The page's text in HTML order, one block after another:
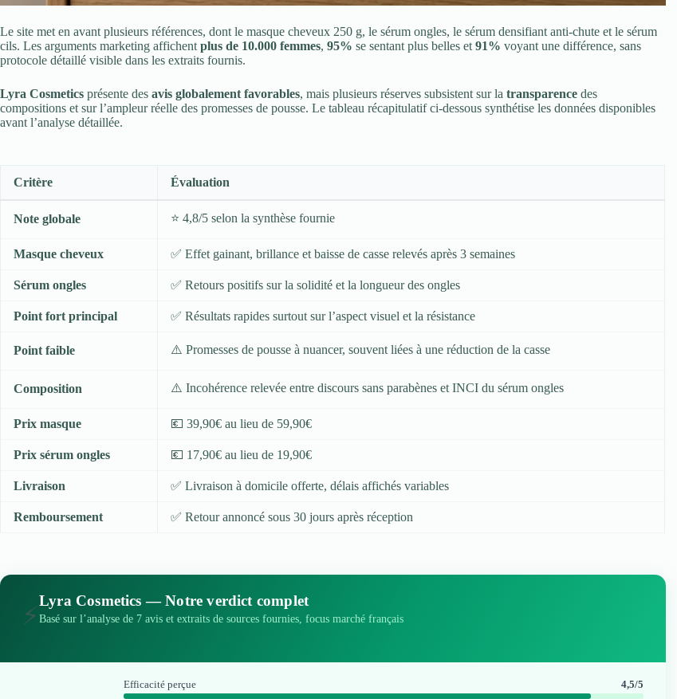
Le site met en avant plusieurs références, dont le masque cheveux 250 g, le sérum ongles, le sérum densifiant anti-chute et le sérum
cils. Les arguments marketing affichent plus de 10.000 femmes, 95% se sentant plus belles et 91% voyant une différence, sans
protocole détaillé visible dans les extraits fournis.
Lyra Cosmetics présente des avis globalement favorables, mais plusieurs réserves subsistent sur la transparence des
compositions et sur l’ampleur réelle des promesses de pousse. Le tableau récapitulatif ci-dessous synthétise les données disponibles
avant l’analyse détaillée.
Critère Évaluation
Note globale ⭐ 4,8/5 selon la synthèse fournie
Masque cheveux ✅ Effet gainant, brillance et baisse de casse relevés après 3 semaines
Sérum ongles ✅ Retours positifs sur la solidité et la longueur des ongles
Point fort principal ✅ Résultats rapides surtout sur l’aspect visuel et la résistance
Point faible ⚠️ Promesses de pousse à nuancer, souvent liées à une réduction de la casse
Composition ⚠️ Incohérence relevée entre discours sans parabènes et INCI du sérum ongles
Prix masque 💶 39,90€ au lieu de 59,90€
Prix sérum ongles 💶 17,90€ au lieu de 19,90€
Livraison ✅ Livraison à domicile offerte, délais affichés variables
Remboursement ✅ Retour annoncé sous 30 jours après réception
⚡
Lyra Cosmetics — Notre verdict complet
Basé sur l’analyse de 7 avis et extraits de sources fournies, focus marché français
Efficacité perçue 4,5/5